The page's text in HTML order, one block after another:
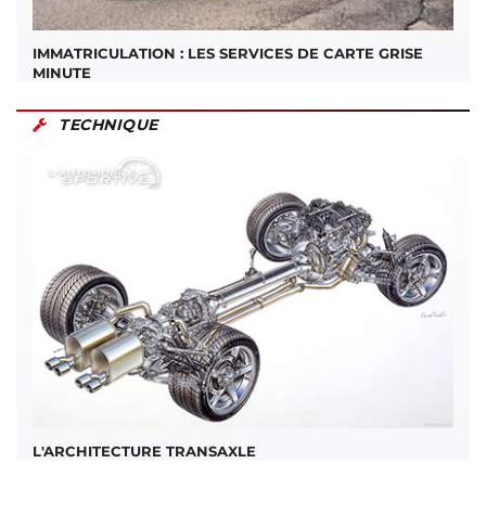
IMMATRICULATION : LES SERVICES DE CARTE GRISE
MINUTE
TECHNIQUE
L'ARCHITECTURE TRANSAXLE